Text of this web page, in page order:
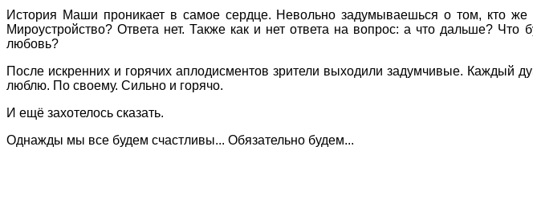
История Маши проникает в самое сердце. Невольно задумываешься о том, кто
Мироустройство? Ответа нет. Также как и нет ответа на вопрос: а что дальше?
любовь?
После искренних и горячих аплодисментов зрители выходили задумчивые. Каждый
люблю. По своему. Сильно и горячо.
И ещё захотелось сказать.
Однажды мы все будем счастливы... Обязательно будем...